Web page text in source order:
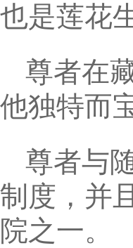
也是莲花
尊者在
他独特而
尊者与
制度，并
院之一。